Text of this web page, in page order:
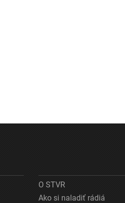
O STVR
Ako si naladiť rádiá